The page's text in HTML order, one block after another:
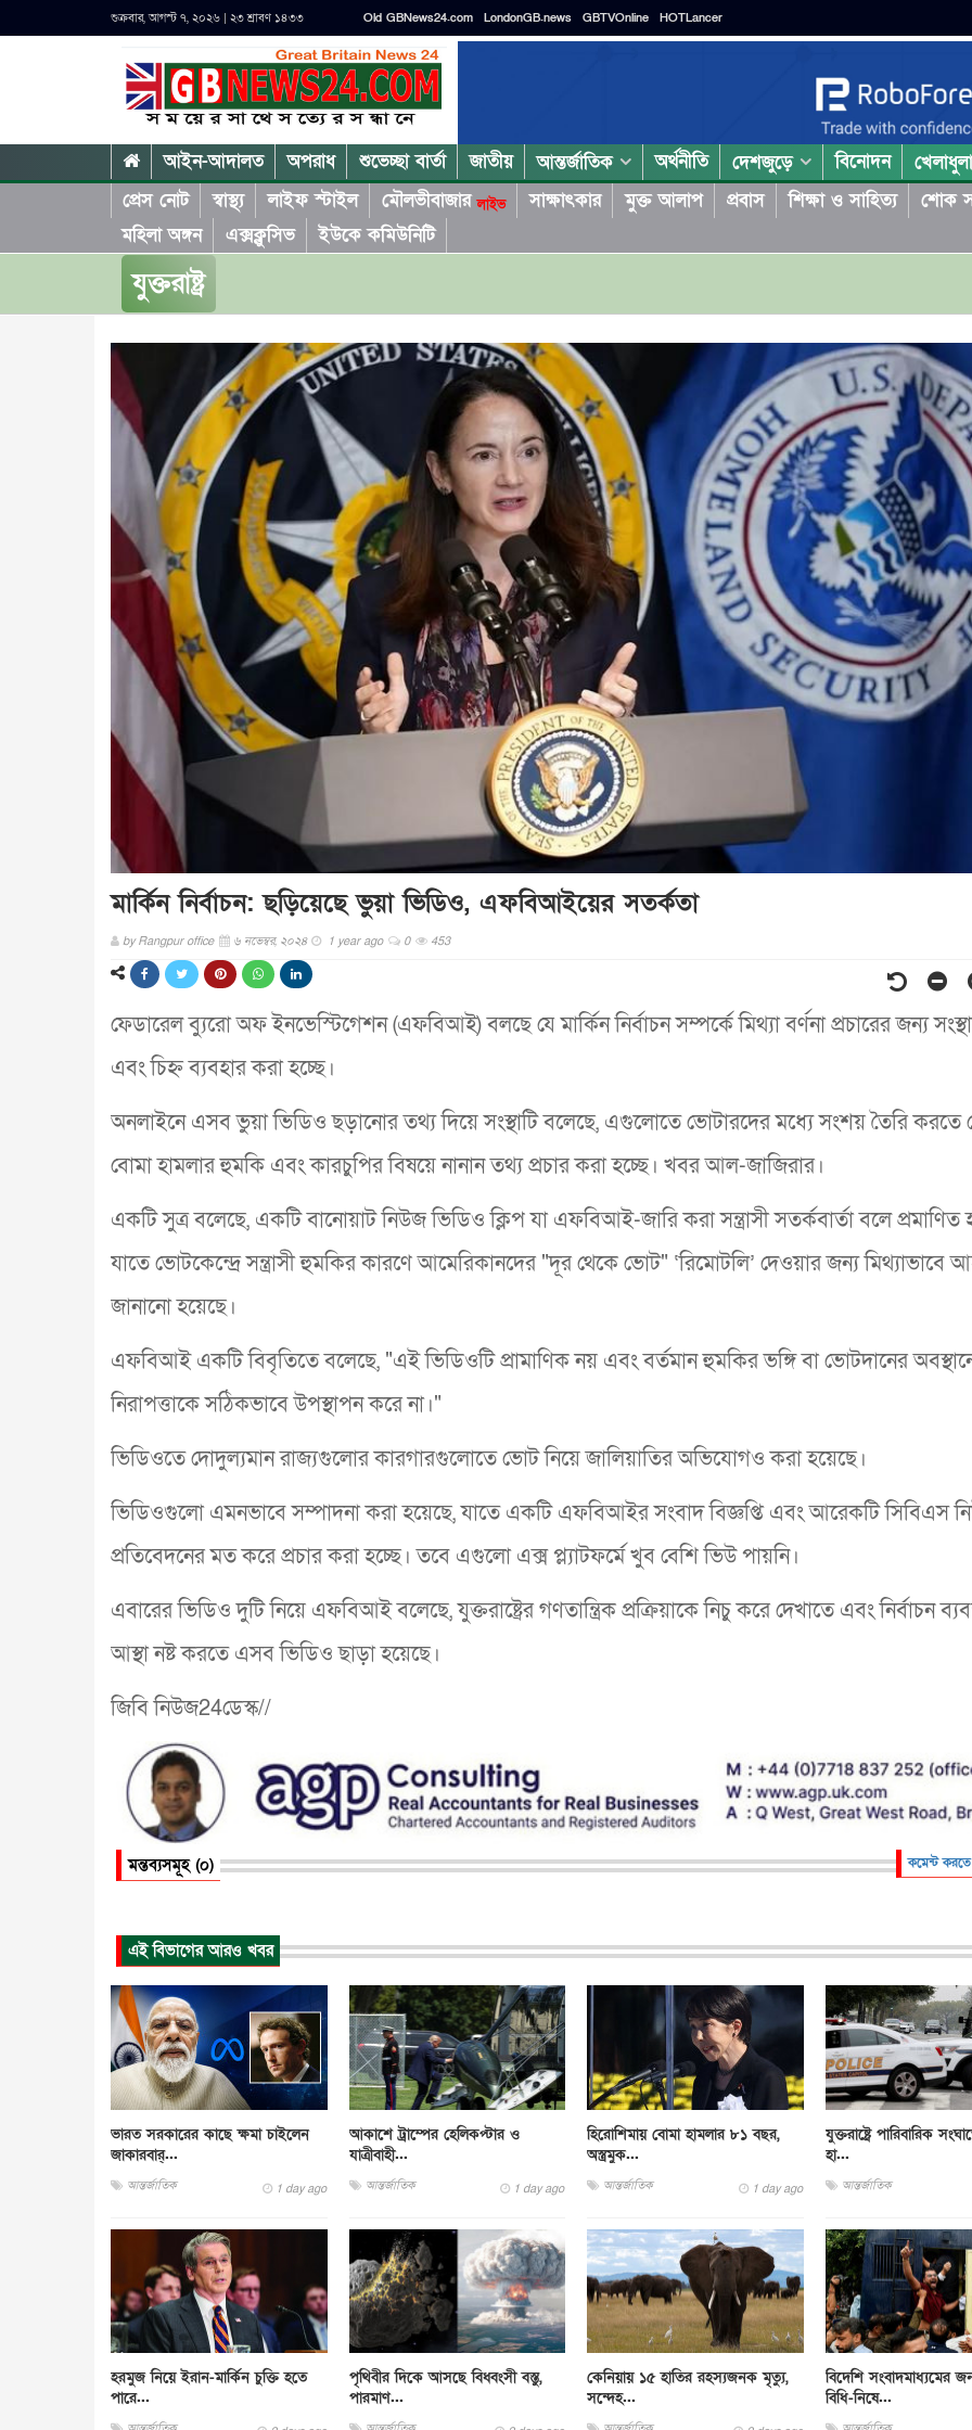
শুক্রবার, আগস্ট ৭, ২০২৬ | ২৩ শ্রাবণ ১৪৩৩ Old GBNews24.com LondonGB.news GBTVOnline HOTLancer
আইন-আদালত অপরাধ শুভেচ্ছা বার্তা জাতীয় আন্তর্জাতিক অর্থনীতি দেশজুড়ে বিনোদন
প্রেস নোট
স্বাস্থ্য লাইফ স্টাইল মৌলভীবাজারলাইভ সাক্ষাৎকার মুক্ত আলাপ প্রবাস শিক্ষা ও সাহিত্য শোক
মহিলা অঙ্গন
এক্সক্লুসিভ ইউকে কমিউনিটি
যুক্তরাষ্ট্র
মার্কিন নির্বাচন: ছড়িয়েছে ভুয়া ভিডিও, এফবিআইয়ের সতর্কতা
byRangpur office ৬ নভেম্বর, ২০২৪ 1 year ago 0 453
ফেডারেল ব্যুরো অফ ইনভেস্টিগেশন (এফবিআই) বলছে যে মার্কিন নির্বাচন সম্পর্কে মিথ্যা বর্ণনা প্রচারের জন্য
এবং চিহ্ন ব্যবহার করা হচ্ছে।
অনলাইনে এসব ভুয়া ভিডিও ছড়ানোর তথ্য দিয়ে সংস্থাটি বলেছে, এগুলোতে ভোটারদের মধ্যে সংশয় তৈরি করতে
বোমা হামলার হুমকি এবং কারচুপির বিষয়ে নানান তথ্য প্রচার করা হচ্ছে। খবর আল-জাজিরার।
একটি সুত্র বলেছে, একটি বানোয়াট নিউজ ভিডিও ক্লিপ যা এফবিআই-জারি করা সন্ত্রাসী সতর্কবার্তা বলে প্রমাণিত
যাতে ভোটকেন্দ্রে সন্ত্রাসী হুমকির কারণে আমেরিকানদের "দূর থেকে ভোট" ‘রিমোটলি’ দেওয়ার জন্য মিথ্যাভাবে
জানানো হয়েছে।
এফবিআই একটি বিবৃতিতে বলেছে, "এই ভিডিওটি প্রামাণিক নয় এবং বর্তমান হুমকির ভঙ্গি বা ভোটদানের
নিরাপত্তাকে সঠিকভাবে উপস্থাপন করে না।"
ভিডিওতে দোদুল্যমান রাজ্যগুলোর কারগারগুলোতে ভোট নিয়ে জালিয়াতির অভিযোগও করা হয়েছে।
ভিডিওগুলো এমনভাবে সম্পাদনা করা হয়েছে, যাতে একটি এফবিআইর সংবাদ বিজ্ঞপ্তি এবং আরেকটি সিবিএস
প্রতিবেদনের মত করে প্রচার করা হচ্ছে। তবে এগুলো এক্স প্ল্যাটফর্মে খুব বেশি ভিউ পায়নি।
এবারের ভিডিও দুটি নিয়ে এফবিআই বলেছে, যুক্তরাষ্ট্রের গণতান্ত্রিক প্রক্রিয়াকে নিচু করে দেখাতে এবং নির্বাচন
আস্থা নষ্ট করতে এসব ভিডিও ছাড়া হয়েছে।
জিবি নিউজ24ডেস্ক//
মন্তব্যসমূহ (০) কমেন্ট
এই বিভাগের আরও খবর
ভারত সরকারের কাছে ক্ষমা চাইলেন
জাকারবার্...
আন্তর্জাতিক 1 day ago
আকাশে ট্রাম্পের হেলিকপ্টার ও
যাত্রীবাহী...
আন্তর্জাতিক 1 day ago
হিরোশিমায় বোমা হামলার ৮১ বছর,
অস্ত্রমুক...
আন্তর্জাতিক 1 day ago
যুক্তরাষ্ট্রে পারিবারিক
হা...
আন্তর্জাতিক
হরমুজ নিয়ে ইরান-মার্কিন চুক্তি হতে
পারে...
পৃথিবীর দিকে আসছে বিধ্বংসী বস্তু,
পারমাণ...
কেনিয়ায় ১৫ হাতির রহস্যজনক মৃত্যু,
সন্দেহ...
বিদেশি সংবাদমাধ্যমের
বিধি-নিষে...